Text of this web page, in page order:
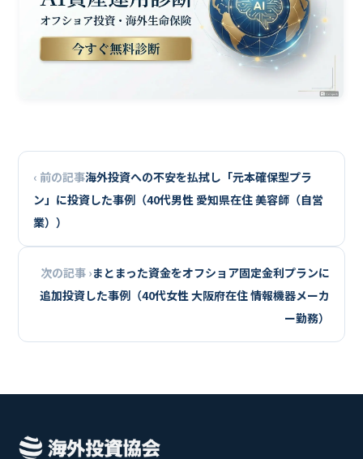
‹ 前の記事海外投資への不安を払拭し「元本確保型プラ
ン」に投資した事例（40代男性 愛知県在住 美容師（自営
業））
次の記事 ›まとまった資金をオフショア固定金利プランに
追加投資した事例（40代女性 大阪府在住 情報機器メーカ
ー勤務）